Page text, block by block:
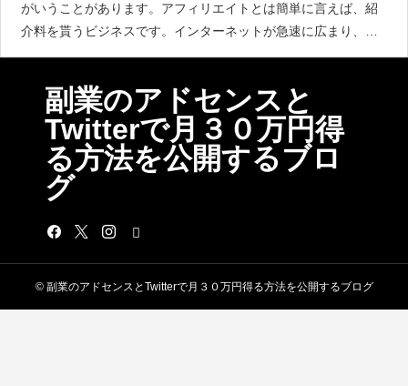
がいうことがあります。アフィリエイトとは簡単に言えば、紹
介料を貰うビジネスです。インターネットが急速に広まり、個
人でブログを持つのが当たり前になり自分で情報発信が簡単に
副業のアドセンスと
Twitterで月３０万円得
る方法を公開するブロ
グ
© 副業のアドセンスとTwitterで月３０万円得る方法を公開するブログ